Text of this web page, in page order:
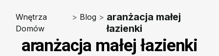
Wnętrza
Domów
> Blog > aranżacja małej
łazienki
aranżacja małej łazienki